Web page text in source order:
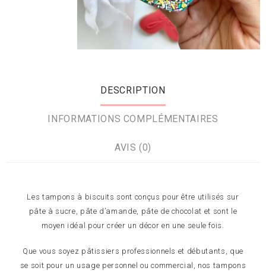
DESCRIPTION
INFORMATIONS COMPLÉMENTAIRES
AVIS (0)
Les tampons à biscuits sont conçus pour être utilisés sur
pâte à sucre, pâte d’amande, pâte de chocolat et sont le
moyen idéal pour créer un décor en une seule fois.
Que vous soyez pâtissiers professionnels et débutants, que
se soit pour un usage personnel ou commercial, nos tampons